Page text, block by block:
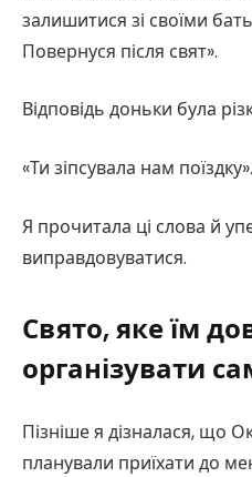
залишитися зі своїми
Повернуся після свят».
Відповідь доньки була
«Ти зіпсувала нам поїздку».
Я прочитала ці слова й
виправдовуватися.
Свято, яке їм
організувати
Пізніше я дізналася, що
планували приїхати до